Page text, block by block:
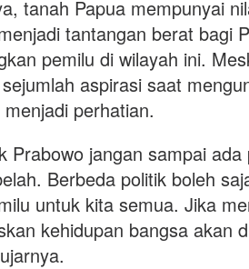
tanah Papua mempunyai
tantangan berat bagi
pemilu di wilayah ini.
aspirasi saat
perhatian.
Prabowo jangan sampai
Berbeda politik boleh
untuk kita semua. Jika
kehidupan bangsa akan